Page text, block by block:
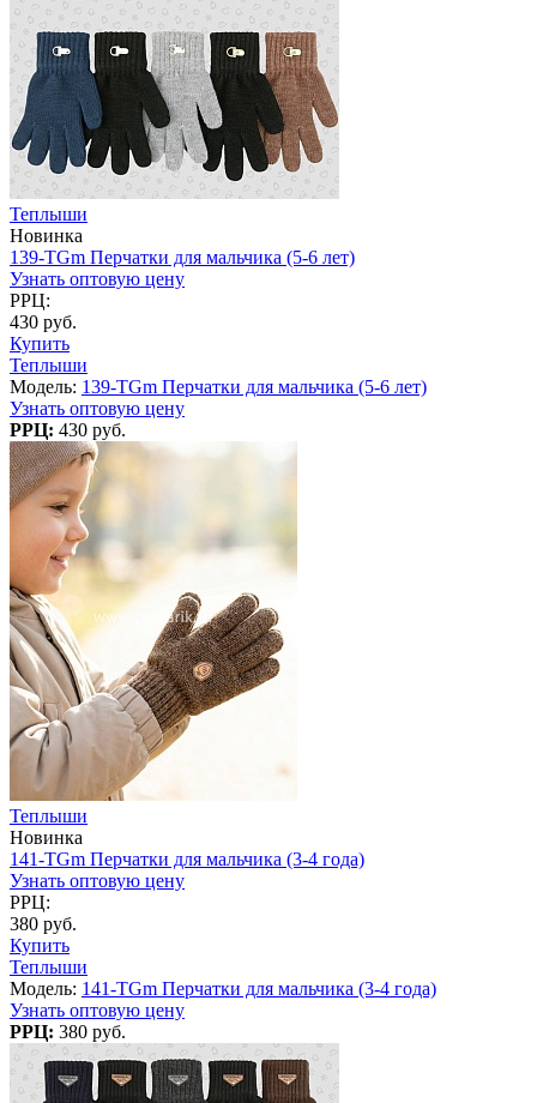
Теплыши
Новинка
139-TGm Перчатки для мальчика (5-6 лет)
Узнать оптовую цену
РРЦ:
430 руб.
Купить
Теплыши
Модель: 139-TGm Перчатки для мальчика (5-6 лет)
Узнать оптовую цену
РРЦ: 430 руб.
Теплыши
Новинка
141-TGm Перчатки для мальчика (3-4 года)
Узнать оптовую цену
РРЦ:
380 руб.
Купить
Теплыши
Модель: 141-TGm Перчатки для мальчика (3-4 года)
Узнать оптовую цену
РРЦ: 380 руб.